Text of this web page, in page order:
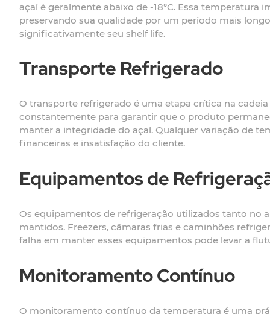
açaí é geralmente abaixo de -18°C. Essa
preservando sua qualidade por um período mais
significativamente seu shelf life.
Transporte Refrigerado
O transporte refrigerado é uma etapa crítica na
constantemente para garantir que o produto
manter a integridade do açaí. Qualquer variação de
financeiras e insatisfação do cliente.
Equipamentos de
Os equipamentos de refrigeração utilizados tanto no
mantidos. Freezers, câmaras frias e caminhões
falha em manter esses equipamentos pode levar a
Monitoramento Contínuo
O monitoramento contínuo da temperatura é uma